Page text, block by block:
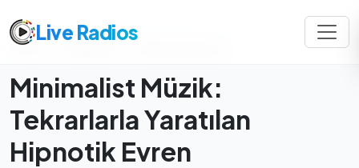
Live Radios
Home
Minimalist Müzik:
Tekrarlarla Yaratılan
Hipnotik Evren